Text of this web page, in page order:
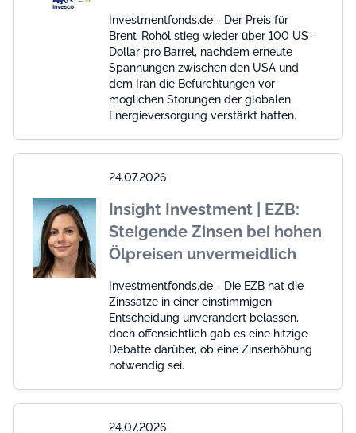
Investmentfonds.de - Der Preis für
Brent-Rohöl stieg wieder über 100 US-
Dollar pro Barrel, nachdem erneute
Spannungen zwischen den USA und
dem Iran die Befürchtungen vor
möglichen Störungen der globalen
Energieversorgung verstärkt hatten.
24.07.2026
Insight Investment | EZB:
Steigende Zinsen bei hohen
Ölpreisen unvermeidlich
Investmentfonds.de - Die EZB hat die
Zinssätze in einer einstimmigen
Entscheidung unverändert belassen,
doch offensichtlich gab es eine hitzige
Debatte darüber, ob eine Zinserhöhung
notwendig sei.
24.07.2026